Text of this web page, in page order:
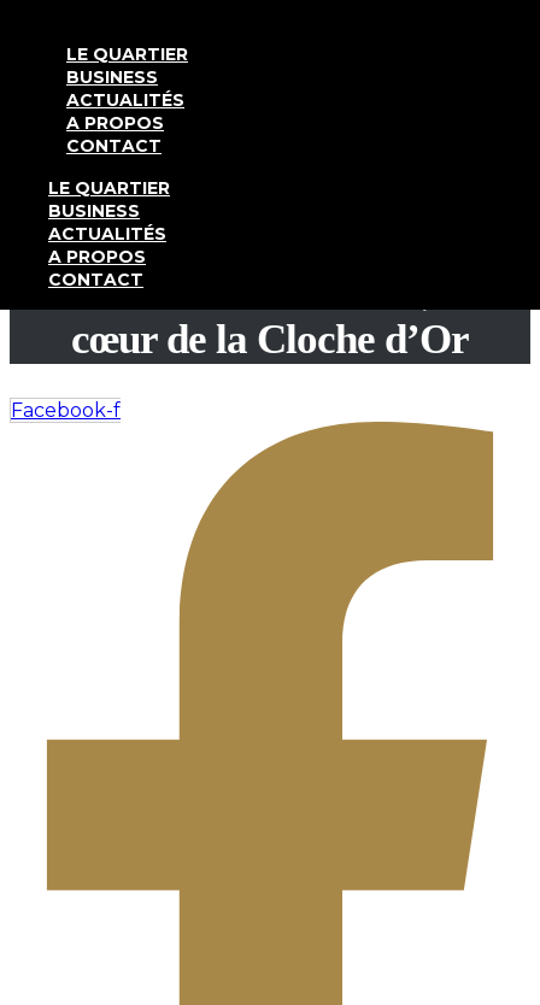
LE QUARTIER
BUSINESS
ACTUALITÉS
A PROPOS
CONTACT
LE QUARTIER
BUSINESS
ACTUALITÉS
A PROPOS
CONTACT
SANTÉ,VIVRE
Kieser Luxembourg : le
renforcement musculaire au
service de votre santé, au
cœur de la Cloche d’Or
Facebook-f